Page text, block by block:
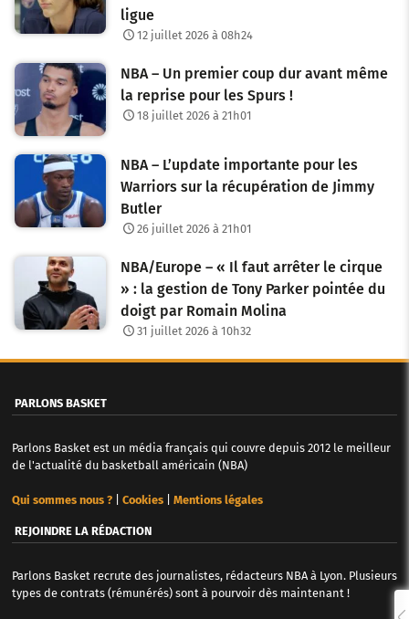
ligue
12 juillet 2026 à 08h24
NBA – Un premier coup dur avant même
la reprise pour les Spurs !
18 juillet 2026 à 21h01
NBA – L’update importante pour les
Warriors sur la récupération de Jimmy
Butler
26 juillet 2026 à 21h01
NBA/Europe – « Il faut arrêter le cirque
» : la gestion de Tony Parker pointée du
doigt par Romain Molina
31 juillet 2026 à 10h32
PARLONS BASKET
Parlons Basket est un média français qui couvre depuis 2012 le meilleur
de l'actualité du basketball américain (NBA)
Qui sommes nous ?| Cookies| Mentions légales
REJOINDRE LA RÉDACTION
Parlons Basket recrute des journalistes, rédacteurs NBA à Lyon. Plusieurs
types de contrats (rémunérés) sont à pourvoir dès maintenant !